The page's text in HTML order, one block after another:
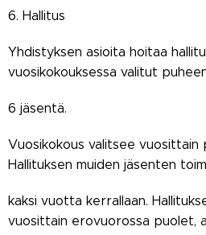
6. Hallitus
Yhdistyksen asioita hoitaa
vuosikokouksessa valitut
6 jäsentä.
Vuosikokous valitsee vuosittain
Hallituksen muiden jäsenten
kaksi vuotta kerrallaan.
vuosittain erovuorossa puolet,